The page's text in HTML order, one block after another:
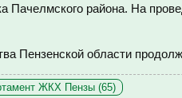
Пачелмского района. На
Пензенской области
ЖКХ Пензы (65)